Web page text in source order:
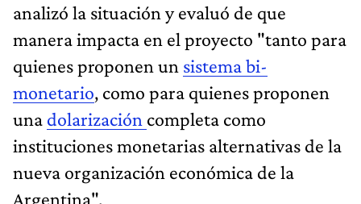
analizó la situación y evaluó de que
manera impacta en el proyecto "tanto para
quienes proponen un sistema bi-
monetario, como para quienes proponen
una dolarización completa como
instituciones monetarias alternativas de la
nueva organización económica de la
Argentina".